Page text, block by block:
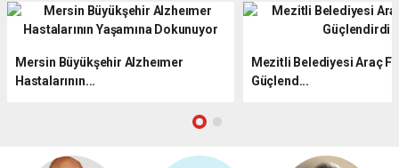
Mersin Büyükşehir Alzheımer
Hastalarının...
Mezitli Belediyesi Araç
Güçlend...